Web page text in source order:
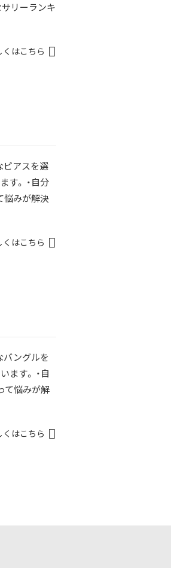
リーランキ
くはこちら
ピアスを選
す。 ・自分
悩みが解決
くはこちら
バングルを
ます。 ・自
て悩みが解
くはこちら